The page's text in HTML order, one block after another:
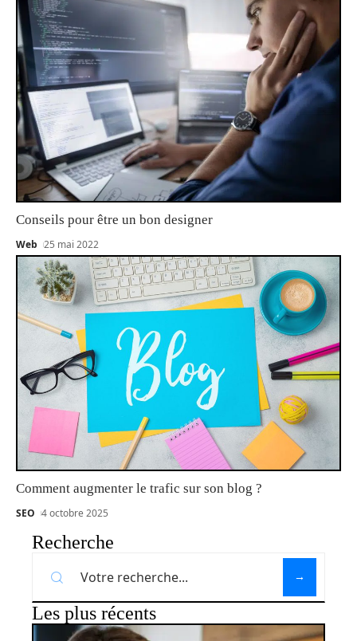
Conseils pour être un bon designer
Web 25 mai 2022
Comment augmenter le trafic sur son blog ?
SEO 4 octobre 2025
Recherche
Les plus récents